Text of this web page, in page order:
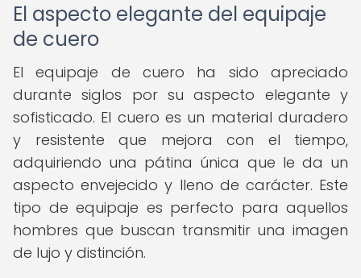
El aspecto elegante del equipaje
de cuero
El equipaje de cuero ha sido apreciado
durante siglos por su aspecto elegante y
sofisticado. El cuero es un material duradero
y resistente que mejora con el tiempo,
adquiriendo una pátina única que le da un
aspecto envejecido y lleno de carácter. Este
tipo de equipaje es perfecto para aquellos
hombres que buscan transmitir una imagen
de lujo y distinción.